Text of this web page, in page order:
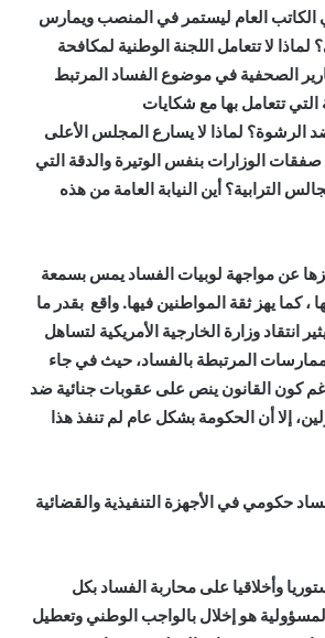
الكاتب العام ليستمر في المنصب ويمارس
لا تتعامل اللجنة الوطنية لمكافحة
الصحفية في موضوع الفساد المرتبط
التي تتعامل بها مع شكايات
الرشوة؟ لماذا لا يسارع المجلس الأعلى
الوزارات بنفس الوتيرة والدقة التي
الترابية؟ أين النيابة العامة من هذه
عن مواجهة لوبيات الفساد يمس بسمعة
كما يهز ثقة المواطنين فيها. واقع بقدر ما
انتقاد وزارة الخارجية الأمريكية لتساهل
المرتبطة بالفساد، حيث في جاء
لسنة 2019 “رغم كون القانون ينص على عقوبات جنائية ضد
إلا أن الحكومة بشكل عام لم تنفذ هذا
حكومي في الأجهزة التنفيذية والقضائية
وأخلاقيا على محاربة الفساد بكل
هو إخلال بالواجب الوطني وتعطيل